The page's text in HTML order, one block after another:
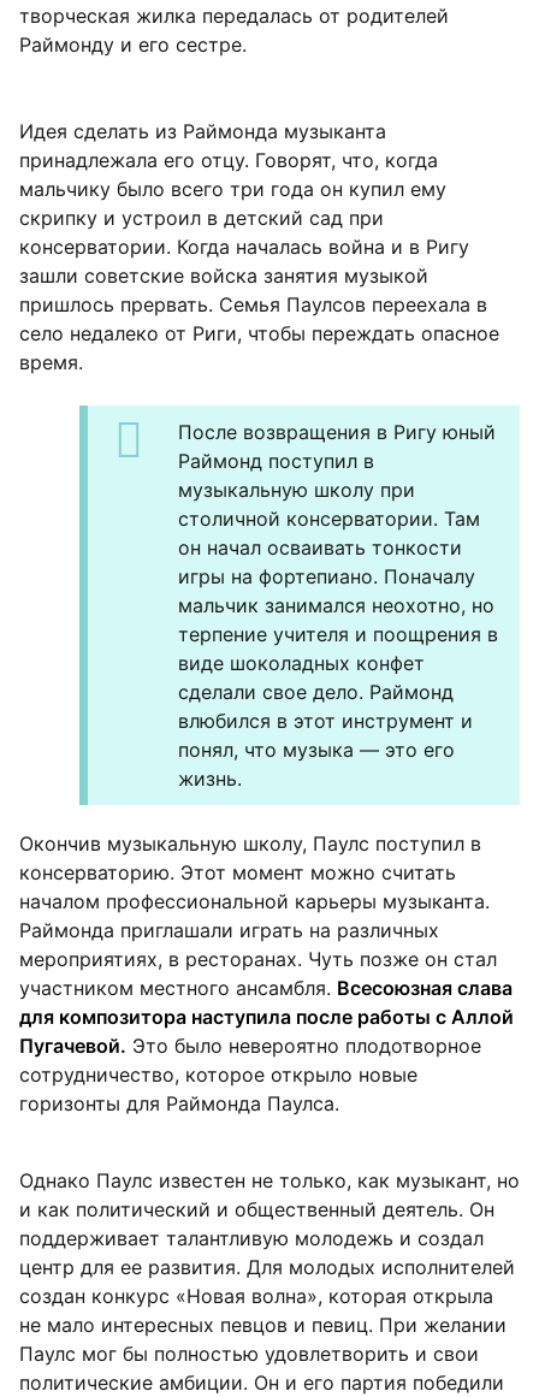
творческая жилка передалась от родителей
Раймонду и его сестре.
Идея сделать из Раймонда музыканта
принадлежала его отцу. Говорят, что, когда
мальчику было всего три года он купил ему
скрипку и устроил в детский сад при
консерватории. Когда началась война и в Ригу
зашли советские войска занятия музыкой
пришлось прервать. Семья Паулсов переехала в
село недалеко от Риги, чтобы переждать опасное
время.
После возвращения в Ригу юный
Раймонд поступил в
музыкальную школу при
столичной консерватории. Там
он начал осваивать тонкости
игры на фортепиано. Поначалу
мальчик занимался неохотно, но
терпение учителя и поощрения в
виде шоколадных конфет
сделали свое дело. Раймонд
влюбился в этот инструмент и
понял, что музыка — это его
жизнь.
Окончив музыкальную школу, Паулс поступил в
консерваторию. Этот момент можно считать
началом профессиональной карьеры музыканта.
Раймонда приглашали играть на различных
мероприятиях, в ресторанах. Чуть позже он стал
участником местного ансамбля. Всесоюзная слава
для композитора наступила после работы с Аллой
Пугачевой. Это было невероятно плодотворное
сотрудничество, которое открыло новые
горизонты для Раймонда Паулса.
Однако Паулс известен не только, как музыкант, но
и как политический и общественный деятель. Он
поддерживает талантливую молодежь и создал
центр для ее развития. Для молодых исполнителей
создан конкурс «Новая волна», которая открыла
не мало интересных певцов и певиц. При желании
Паулс мог бы полностью удовлетворить и свои
политические амбиции. Он и его партия победили